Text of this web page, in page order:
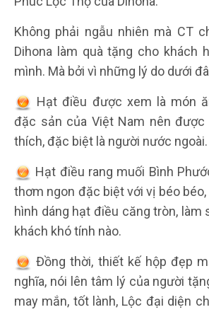
Không phải ngẫu nhiên mà CT
Dihona làm quà tặng cho khách
mình. Mà bởi vì những lý do dưới
Hạt điều được xem là món
đặc sản của Việt Nam nên được
thích, đặc biệt là người nước ngoài.
Hạt điều rang muối Bình
thơm ngon đặc biệt với vị béo
hình dáng hạt điều căng tròn, làm
khách khó tính nào.
Đồng thời, thiết kế hộp đẹp
nghĩa, nói lên tâm lý của người
may mắn, tốt lành, Lộc đại diện